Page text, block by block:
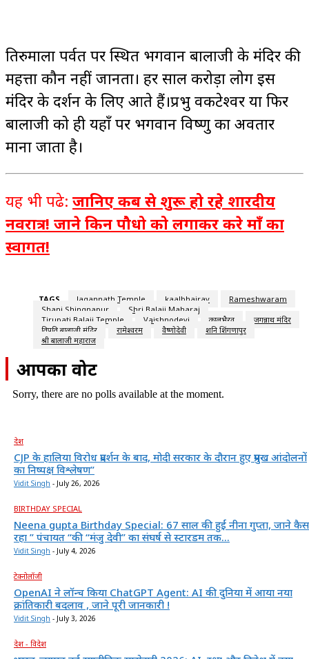
तिरुमाला पर्वत पर स्थित भगवान बालाजी के मंदिर की
महत्ता कौन नहीं जानता। हर साल करोड़ों लोग इस
मंदिर के दर्शन के लिए आते हैं।प्रभु वेंकटेश्वर या फिर
बालाजी को ही यहाँ पर भगवान विष्णु का अवतार
माना जाता है।
यह भी पढे: जानिए कब से शुरू हो रहे शारदीय
नवरात्र! जाने किन पौधो को लगाकर करे माँ का
स्वागत!
TAGS Jagannath Temple kaalbhairav
Rameshwaram
Shani Shingnapur
Shri Balaji Maharaj
Tirupati Balaji Temple
Vaishnodevi कालभैरव
जगन्नाथ मंदिर
तिरुपति बालाजी मंदिर
रामेश्वरम वैष्णोदेवी
शनि शिंगणापुर
श्री बालाजी महाराज
आपका वोट
Sorry, there are no polls available at the moment.
देश
CJP के हालिया विरोध प्रदर्शन के बाद, मोदी सरकार के दौरान हुए प्रमुख आंदोलनों
का निष्पक्ष विश्लेषण”
Vidit Singh - July 26, 2026
BIRTHDAY SPECIAL
Neena gupta Birthday Special: 67 साल की हुईं नीना गुप्ता, जाने
रहा ” पंचायत “की “मंजु देवी” का संघर्ष से स्टारडम तक...
Vidit Singh - July 4, 2026
टेक्नोलॉजी
OpenAI ने लॉन्च किया ChatGPT Agent: AI की दुनिया में आया नया
क्रांतिकारी बदलाव , जाने पूरी जानकारी !
Vidit Singh - July 3, 2026
देश - विदेश